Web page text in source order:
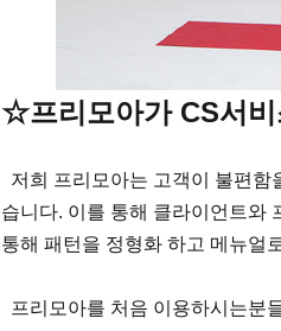
☆프리모아가 CS서비
저희 프리모아는 고객이 불편함
습니다. 이를 통해 클라이언트와
통해 패턴을 정형화 하고 메뉴얼
프리모아를 처음 이용하시는분